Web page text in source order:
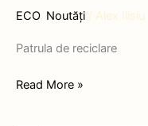
ECO, Noutăți / Alex Ilisiu
Patrula de reciclare
reciclare
Read More »